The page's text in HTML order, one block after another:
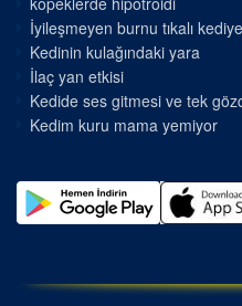
İyileşmeyen burnu tıkalı
Kedinin kulağındaki yara
İlaç yan etkisi
Kedide ses gitmesi ve tek
Kedim kuru mama yemiyor